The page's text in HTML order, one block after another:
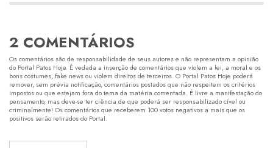
2 COMENTÁRIOS
Os comentários são de responsabilidade de seus autores e não representam a opinião
do Portal Patos Hoje. É vedada a inserção de comentários que violem a lei, a moral e os
bons costumes, fake news ou violem direitos de terceiros. O Portal Patos Hoje poderá
remover, sem prévia notificação, comentários postados que não respeitem os critérios
impostos ou que estejam fora do tema da matéria comentada. É livre a manifestação do
pensamento, mas deve-se ter ciência de que poderá ser responsabilizado cível ou
criminalmente! Os comentários que receberem 100 votos negativos a mais que os
positivos serão retirados do Portal.